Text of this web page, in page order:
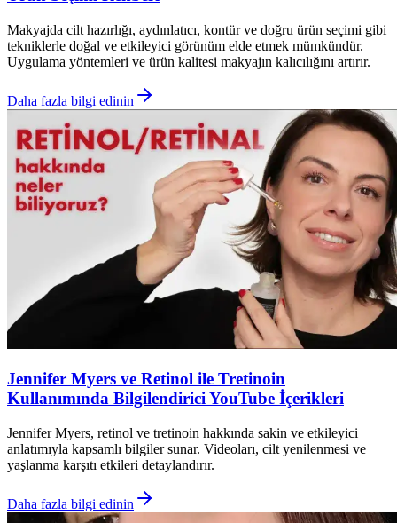
Makyajda cilt hazırlığı, aydınlatıcı, kontür ve doğru ürün seçimi gibi
tekniklerle doğal ve etkileyici görünüm elde etmek mümkündür.
Uygulama yöntemleri ve ürün kalitesi makyajın kalıcılığını artırır.
Daha fazla bilgi edinin
Jennifer Myers ve Retinol ile Tretinoin
Kullanımında Bilgilendirici YouTube İçerikleri
Jennifer Myers, retinol ve tretinoin hakkında sakin ve etkileyici
anlatımıyla kapsamlı bilgiler sunar. Videoları, cilt yenilenmesi ve
yaşlanma karşıtı etkileri detaylandırır.
Daha fazla bilgi edinin